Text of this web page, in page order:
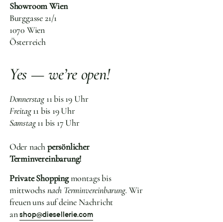
Showroom Wien
Burggasse 21/1
1070 Wien
Österreich
Yes — we’re open!
Donnerstag11 bis 19 Uhr
Freitag11 bis 19 Uhr
Samstag11 bis 17 Uhr
Oder nachpersönlicher
Terminvereinbarung!
Private Shoppingmontags bis
mittwochsnach Terminvereinbarung. Wir
freuen uns auf deine Nachricht
anshop@diesellerie.com